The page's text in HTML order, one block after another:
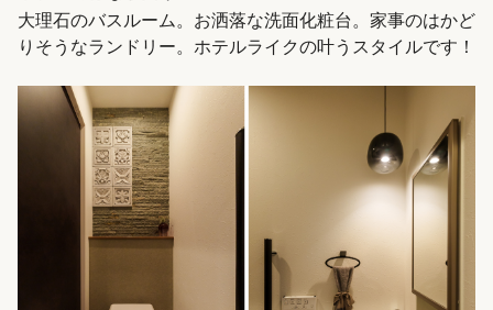
大理石のバスルーム。お洒落な洗面化粧台。家事のはかど
りそうなランドリー。ホテルライクの叶うスタイルです！